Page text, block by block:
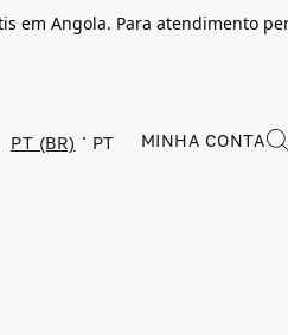
em Angola. Para atendimento
PT (BR) PT MINHA CONTA